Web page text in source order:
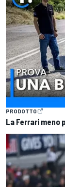
PRODOTTO
La Ferrari meno